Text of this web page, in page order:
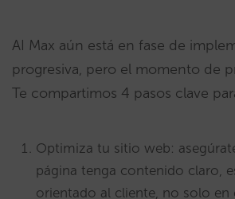
AI Max aún está en fase de
progresiva, pero el momento de
Te compartimos 4 pasos clave
Optimiza tu sitio web:
página tenga contenido claro,
orientado al cliente, no solo en